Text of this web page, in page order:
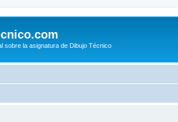
sobre la asignatura de Dibujo Técnico